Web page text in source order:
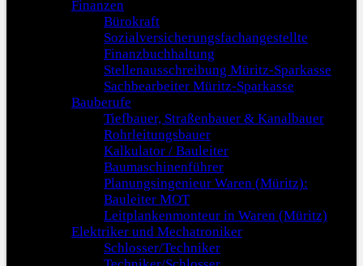
Finanzen
Bürokraft
Sozialversicherungsfachangestellte
Finanzbuchhaltung
Stellenausschreibung Müritz-Sparkasse
Sachbearbeiter Müritz-Sparkasse
Bauberufe
Tiefbauer, Straßenbauer & Kanalbauer
Rohrleitungsbauer
Kalkulator / Bauleiter
Baumaschinenführer
Planungsingenieur Waren (Müritz):
Bauleiter MOT
Leitplankenmonteur in Waren (Müritz)
Elektriker und Mechatroniker
Schlosser/Techniker